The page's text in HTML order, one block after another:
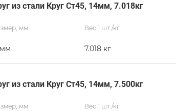
из стали Круг Ст45, 14мм, 7.018кг
мм Вес 1 шт./кг.
7.018 кг
из стали Круг Ст45, 14мм, 7.500кг
мм Вес 1 шт./кг.